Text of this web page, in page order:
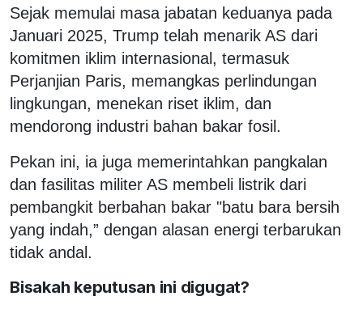
Sejak memulai masa jabatan keduanya pada
Januari 2025, Trump telah menarik AS dari
komitmen iklim internasional, termasuk
Perjanjian Paris, memangkas perlindungan
lingkungan, menekan riset iklim, dan
mendorong industri bahan bakar fosil.
Pekan ini, ia juga memerintahkan pangkalan
dan fasilitas militer AS membeli listrik dari
pembangkit berbahan bakar "batu bara bersih
yang indah,” dengan alasan energi terbarukan
tidak andal.
Bisakah keputusan ini digugat?